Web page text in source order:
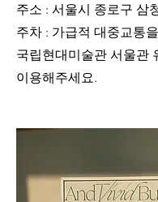
주소 : 서울시 종로구 삼
주차 : 가급적 대중교통
국립현대미술관 서울관
이용해주세요.